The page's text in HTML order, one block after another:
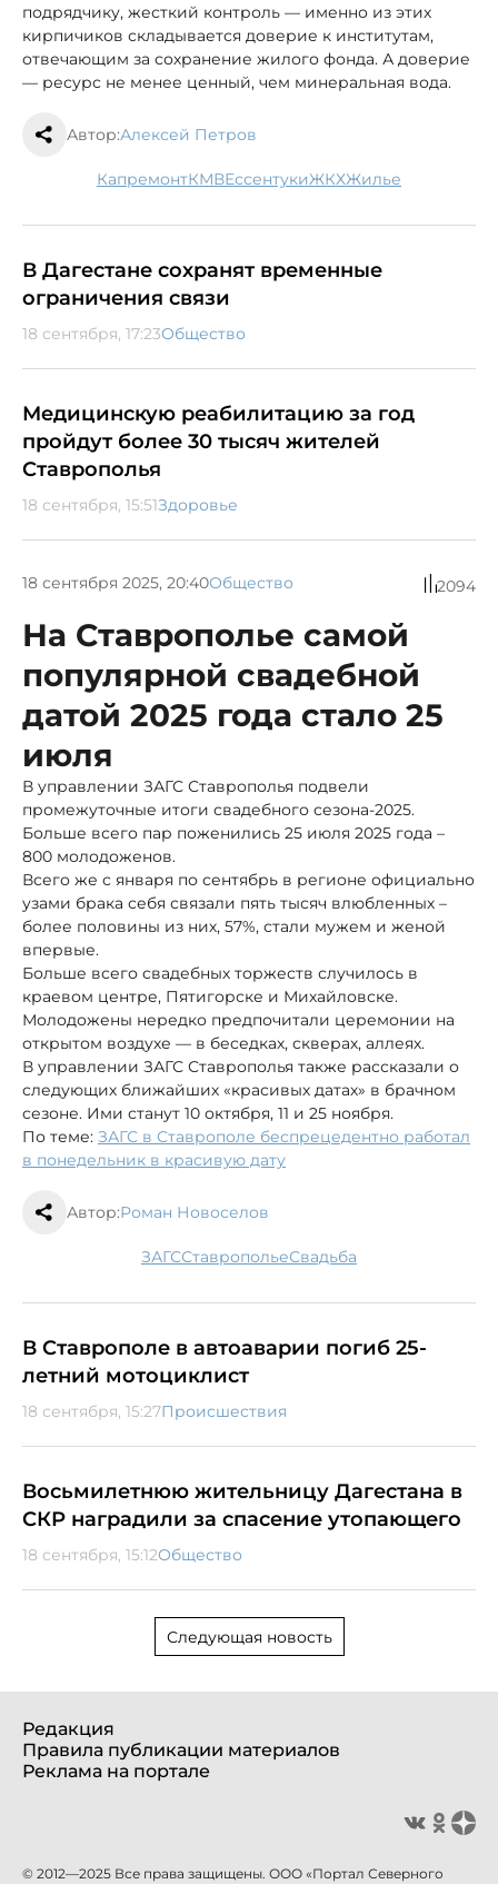
подрядчику, жесткий контроль — именно из этих
кирпичиков складывается доверие к институтам,
отвечающим за сохранение жилого фонда. А доверие
— ресурс не менее ценный, чем минеральная вода.
Автор:Алексей Петров
капремонт КМВ Ессентуки ЖКХ жилье
В Дагестане сохранят временные
ограничения связи
18 сентября, 17:23Общество
Медицинскую реабилитацию за год
пройдут более 30 тысяч жителей
Ставрополья
18 сентября, 15:51Здоровье
18 сентября 2025, 20:40Общество 2094
На Ставрополье самой
популярной свадебной
датой 2025 года стало 25
июля
В управлении ЗАГС Ставрополья подвели
промежуточные итоги свадебного сезона-2025.
Больше всего пар поженились 25 июля 2025 года –
800 молодоженов.
Всего же с января по сентябрь в регионе официально
узами брака себя связали пять тысяч влюбленных –
более половины из них, 57%, стали мужем и женой
впервые.
Больше всего свадебных торжеств случилось в
краевом центре, Пятигорске и Михайловске.
Молодожены нередко предпочитали церемонии на
открытом воздухе — в беседках, скверах, аллеях.
В управлении ЗАГС Ставрополья также рассказали о
следующих ближайших «красивых датах» в брачном
сезоне. Ими станут 10 октября, 11 и 25 ноября.
По теме: ЗАГС в Ставрополе беспрецедентно работал
в понедельник в красивую дату
Автор:Роман Новоселов
ЗАГС Ставрополье свадьба
В Ставрополе в автоаварии погиб 25-
летний мотоциклист
18 сентября, 15:27Происшествия
Восьмилетнюю жительницу Дагестана в
СКР наградили за спасение утопающего
18 сентября, 15:12Общество
Следующая новость
Редакция
Правила публикации материалов
Реклама на портале
© 2012—2025 Все права защищены. ООО «Портал Северного